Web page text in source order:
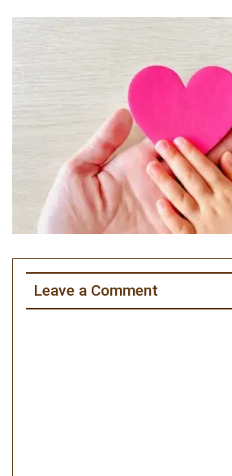
Leave a Comment